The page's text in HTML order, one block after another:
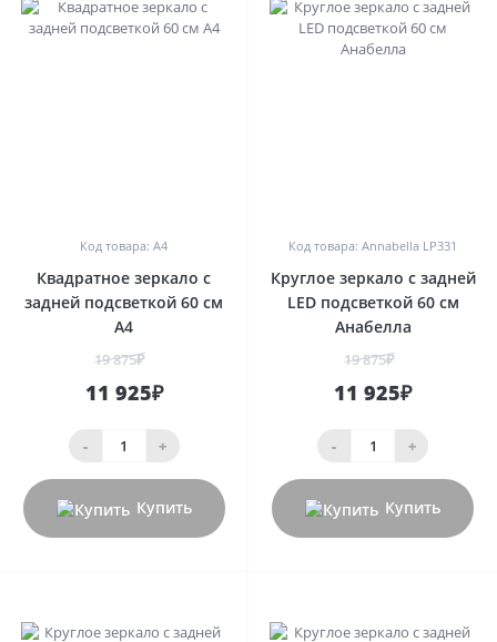
Код товара: A4
Квадратное зеркало с
задней подсветкой 60 см
A4
19 875₽
11 925₽
- +
Купить
Код товара: Annabella LP331
Круглое зеркало с задней
LED подсветкой 60 см
Анабелла
19 875₽
11 925₽
- +
Купить